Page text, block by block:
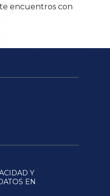
encuentros con
Y
EN